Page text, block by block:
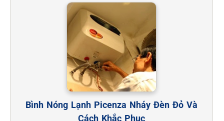
Bình Nóng Lạnh Picenza Nháy Đèn Đỏ Và
Cách Khắc Phục